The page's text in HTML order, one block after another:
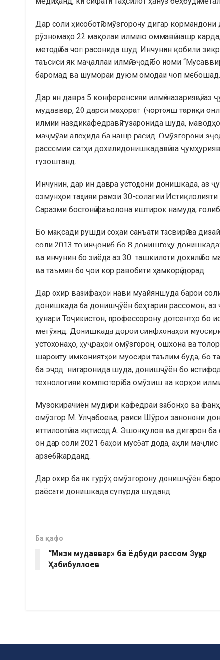
Дар соли ҳисоботӣ омӯзгорону дигар
рӯзномаҳо 22 мақолаи илмию оммавӣ нашр
методӣ ба чоп расонида шуд. Инчунин қобили
таъсиси як маҷаллаи илмӣ-эҷодӣ бо номи
баромад ва шумораи дуюм омодаи чоп мебошад.
Дар ин давра 5 конференсияи илмӣ-назариявӣ, аз
мудаввар, 20 дарси маҳорат (чортояш тариқи
илмии наздикафедравӣ гузаронида шуда,
маҷмӯаи алоҳида ба нашр расид. Омӯзгорони
рассомии сатҳи дохилидонишкадавӣ ва
гузоштанд.
Инчунин, дар ин давра устодони донишкада,
озмунҳои таҳияи рамзи 30-солагии
Саразми бостонӣ фаъолона иштирок намуда,
Бо мақсади рушди соҳаи санъати тасвирӣ ва
соли 2013 то инҷониб бо 8 донишгоҳу
ва инчунин бо зиёда аз 30 ташкилоти дохилӣ бо
ва таъмин бо ҷои кор равобити ҳамкорӣ дорад.
Дар охир вазифаҳои нави муайяншуда барои
донишкада ба донишҷӯён беҳтарин рассомон,
ҳунари Тоҷикистон, профессорону дотсентҳо бо
мегӯянд. Донишкада дорои синфхонаҳои муосири
устохонаҳо, ҳуҷраҳои омӯзгорон, ошхона ва
шароиту имкониятҳои муосири таълим буда, бо
ба эҷод нигаронида шуда, донишҷӯён бо
технологияи компютерӣ ба омӯзиш ва корҳои
Музокирачиён мудири кафедраи забонҳо ва
омӯзгор М. Улҷабоева, раиси Шӯрои занонони
иттилоотӣ ва иқтисод А. Эшонқулов ва дигарон
он дар соли 2021 баҳои мусбат дода, аҳли
арзёбӣ карданд.
Дар охир ба як гурӯҳ омӯзгорону донишҷӯён
раёсати донишкада супурда шуданд.
Ба қафо
“Мизи мудаввар» ба ёдбуди рассом Зуҳур
Ҳабибуллоев